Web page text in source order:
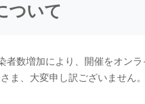
ついて
者数増加により、開催をオン
ま、大変申し訳ございません